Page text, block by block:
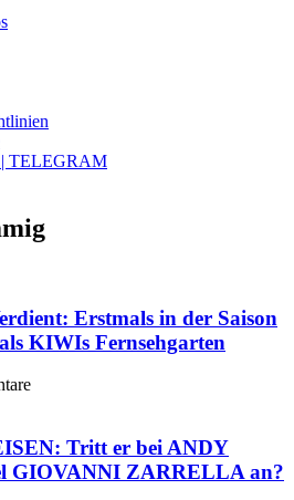
| TELEGRAM
Erstmals in der Saison
KIWIs Fernsehgarten
Tritt er bei ANDY
GIOVANNI ZARRELLA an?